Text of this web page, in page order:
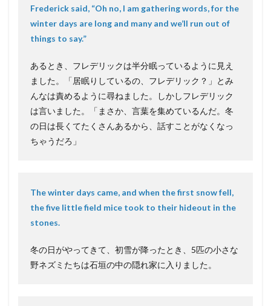
Frederick said, “Oh no, I am gathering words, for the
winter days are long and many and we’ll run out of
things to say.”
あるとき、フレデリックは半分眠っているように見え
ました。「居眠りしているの、フレデリック？」とみ
んなは責めるように尋ねました。しかしフレデリック
は言いました。「まさか、言葉を集めているんだ。冬
の日は長くてたくさんあるから、話すことがなくなっ
ちゃうだろ」
The winter days came, and when the first snow fell,
the five little field mice took to their hideout in the
stones.
冬の日がやってきて、初雪が降ったとき、5匹の小さな
野ネズミたちは石垣の中の隠れ家に入りました。